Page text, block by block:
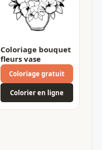
Coloriage bouquet
fleurs vase
Coloriage gratuit
Colorier en ligne